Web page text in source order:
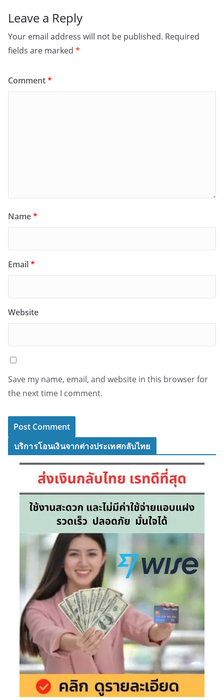
Leave a Reply
Your email address will not be published. Required
fields are marked *
Comment*
Name*
Email*
Website
Save my name, email, and website in this browser for
the next time I comment.
บริการโอนเงินจากต่างประเทศกลับไทย